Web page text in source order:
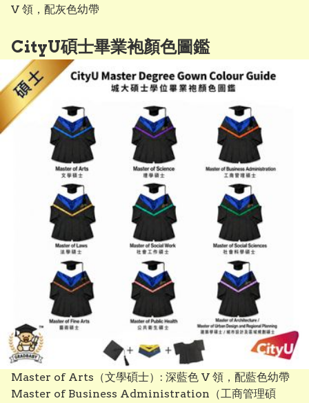
V 領，配灰色幼帶
CityU碩士畢業袍顏色圖鑑
Master of Arts（文學碩士）: 深藍色 V 領，配藍色幼帶
Master of Business Administration（工商管理碩